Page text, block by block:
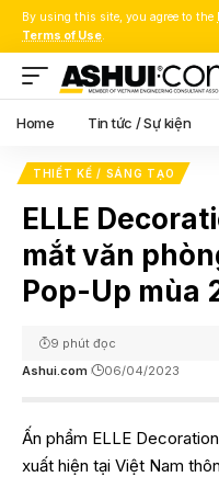
By using this site, you agree to the
Terms of Use.
Home Tin tức / Sự kiện
THIẾT KẾ / SÁNG TẠO
ELLE
mắt văn
Pop-Up mùa
Ashui.com 06/04/2023
9 phút đọc
Ấn phẩm ELLE
xuất hiện tại Việt Nam